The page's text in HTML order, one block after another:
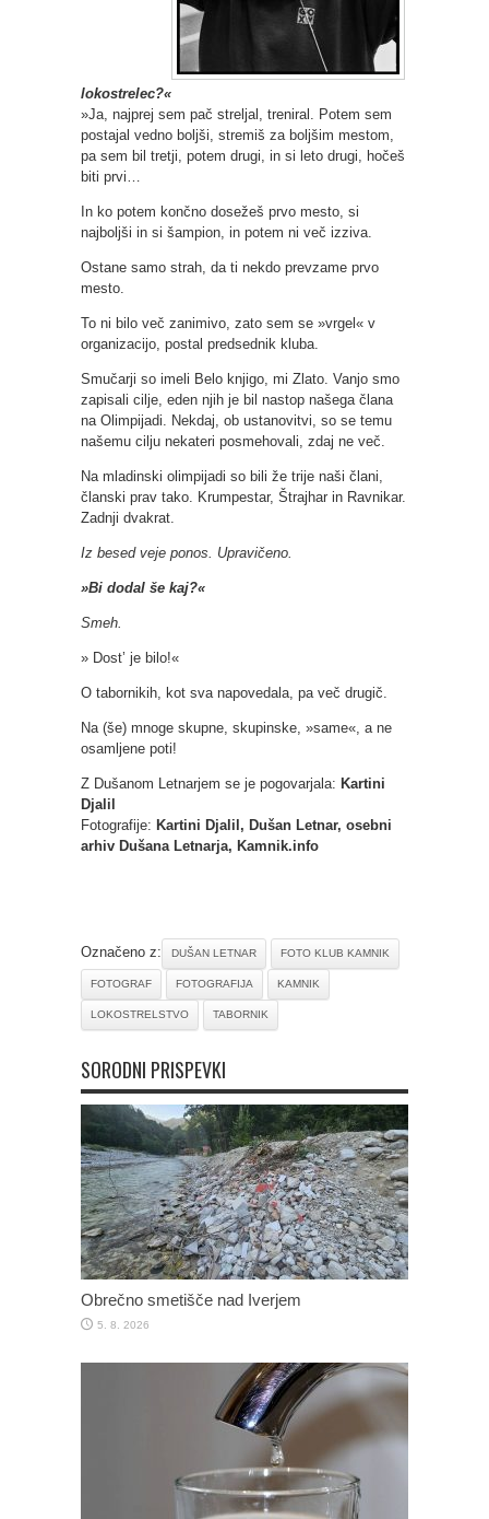
lokostrelec?«
»Ja, najprej sem pač streljal, treniral. Potem sem
postajal vedno boljši, stremiš za boljšim mestom,
pa sem bil tretji, potem drugi, in si leto drugi, hočeš
biti prvi…
In ko potem končno dosežeš prvo mesto, si
najboljši in si šampion, in potem ni več izziva.
Ostane samo strah, da ti nekdo prevzame prvo
mesto.
To ni bilo več zanimivo, zato sem se »vrgel« v
organizacijo, postal predsednik kluba.
Smučarji so imeli Belo knjigo, mi Zlato. Vanjo smo
zapisali cilje, eden njih je bil nastop našega člana
na Olimpijadi. Nekdaj, ob ustanovitvi, so se temu
našemu cilju nekateri posmehovali, zdaj ne več.
Na mladinski olimpijadi so bili že trije naši člani,
članski prav tako. Krumpestar, Štrajhar in Ravnikar.
Zadnji dvakrat.
Iz besed veje ponos. Upravičeno.
»Bi dodal še kaj?«
Smeh.
» Dost’ je bilo!«
O tabornikih, kot sva napovedala, pa več drugič.
Na (še) mnoge skupne, skupinske, »same«, a ne
osamljene poti!
Z Dušanom Letnarjem se je pogovarjala: Kartini
Djalil
Fotografije: Kartini Djalil, Dušan Letnar, osebni
arhiv Dušana Letnarja, Kamnik.info
Označeno z: DUŠAN LETNAR FOTO KLUB KAMNIK
FOTOGRAF FOTOGRAFIJA KAMNIK
LOKOSTRELSTVO TABORNIK
SORODNI PRISPEVKI
Obrečno smetišče nad Iverjem
5. 8. 2026